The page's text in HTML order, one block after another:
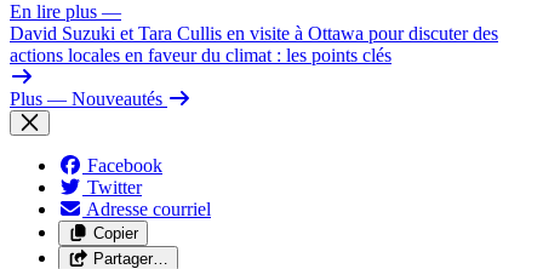
En lire plus —
David Suzuki et Tara Cullis en visite à Ottawa pour discuter des
actions locales en faveur du climat : les points clés
Plus — Nouveautés
Facebook
Twitter
Adresse courriel
Copier
Partager…